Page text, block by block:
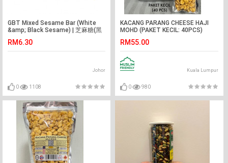
GBT Mixed Sesame Bar (White
&amp; Black Sesame) | 芝麻糖(黑
RM6.30
Johor
0 1108
KACANG PARANG CHEESE HAJI
MOHD (PAKET KECIL: 40PCS)
RM55.00
Kuala Lumpur
0 980